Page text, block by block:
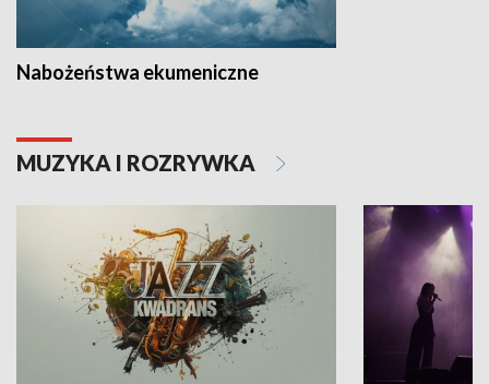
Nabożeństwa ekumeniczne
MUZYKA I ROZRYWKA